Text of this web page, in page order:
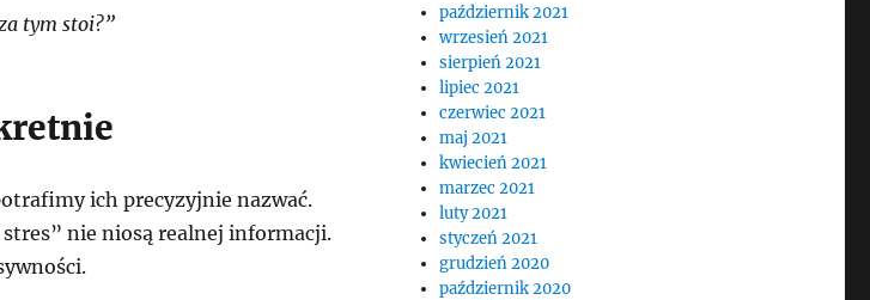
tym stoi?”
ich precyzyjnie nazwać.
nie niosą realnej informacji.
październik 2021
wrzesień 2021
sierpień 2021
lipiec 2021
czerwiec 2021
maj 2021
kwiecień 2021
marzec 2021
luty 2021
styczeń 2021
grudzień 2020
październik 2020